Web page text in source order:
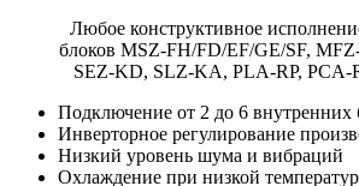
Любое конструктивное
блоков MSZ-FH/FD/EF/GE/SF,
SEZ-KD, SLZ-KA, PLA-RP, PCA-
Подключение от 2 до 6 внутренних
Инверторное регулирование
Низкий уровень шума и вибраций
Охлаждение при низкой